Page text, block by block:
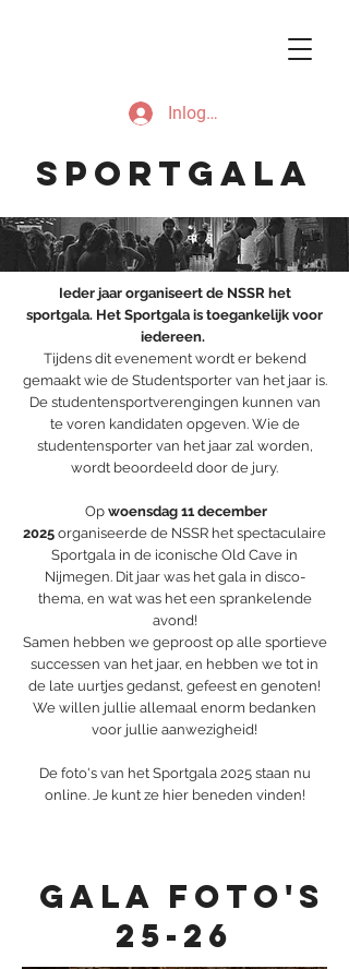
Inloggen
SPORTGALA
Ieder jaar organiseert de NSSR het
sportgala. Het Sportgala is toegankelijk voor
iedereen.
Tijdens dit evenement wordt er bekend
gemaakt wie de Studentsporter van het jaar is.
De studentensportverengingen kunnen van
te voren kandidaten opgeven. Wie de
studentensporter van het jaar zal worden,
wordt beoordeeld door de jury.
Op woensdag 11 december
2025 organiseerde de NSSR het spectaculaire
Sportgala in de iconische Old Cave in
Nijmegen. Dit jaar was het gala in disco-
thema, en wat was het een sprankelende
avond!
Samen hebben we geproost op alle sportieve
successen van het jaar, en hebben we tot in
de late uurtjes gedanst, gefeest en genoten!
We willen jullie allemaal enorm bedanken
voor jullie aanwezigheid!
De foto's van het Sportgala 2025 staan nu
online. Je kunt ze hier beneden vinden!
Gala foto's
25-26